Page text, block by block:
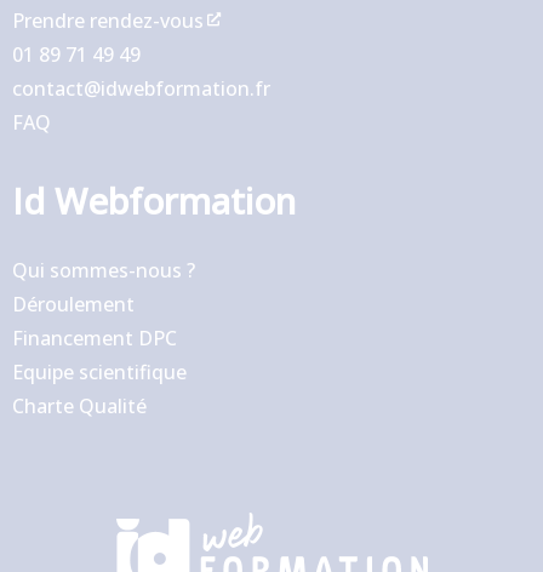
Prendre rendez-vous
01 89 71 49 49
contact@idwebformation.fr
FAQ
Id Webformation
Qui sommes-nous ?
Déroulement
Financement DPC
Equipe scientifique
Charte Qualité